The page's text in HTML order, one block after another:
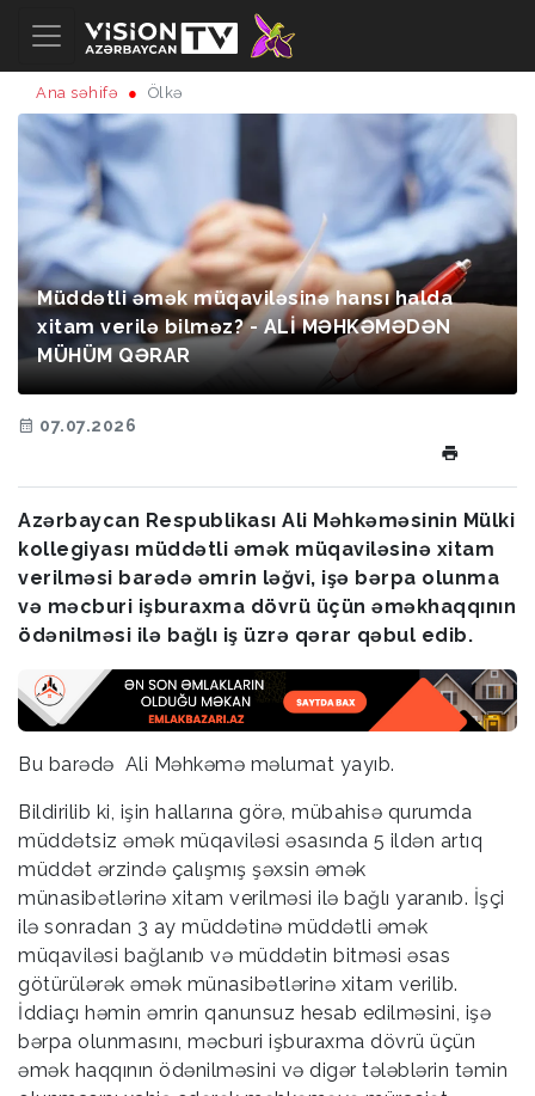
Ana səhifə Ölkə
Müddətli əmək müqaviləsinə hansı halda
xitam verilə bilməz? - ALİ MƏHKƏMƏDƏN
MÜHÜM QƏRAR
07.07.2026
Azərbaycan Respublikası Ali Məhkəməsinin Mülki
kollegiyası müddətli əmək müqaviləsinə xitam
verilməsi barədə əmrin ləğvi, işə bərpa olunma
və məcburi işburaxma dövrü üçün əməkhaqqının
ödənilməsi ilə bağlı iş üzrə qərar qəbul edib.
Bu barədə Ali Məhkəmə məlumat yayıb.
Bildirilib ki, işin hallarına görə, mübahisə qurumda
müddətsiz əmək müqaviləsi əsasında 5 ildən artıq
müddət ərzində çalışmış şəxsin əmək
münasibətlərinə xitam verilməsi ilə bağlı yaranıb. İşçi
ilə sonradan 3 ay müddətinə müddətli əmək
müqaviləsi bağlanıb və müddətin bitməsi əsas
götürülərək əmək münasibətlərinə xitam verilib.
İddiaçı həmin əmrin qanunsuz hesab edilməsini, işə
bərpa olunmasını, məcburi işburaxma dövrü üçün
əmək haqqının ödənilməsini və digər tələblərin təmin